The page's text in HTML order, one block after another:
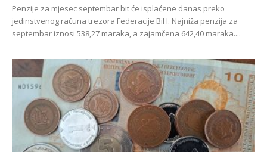
Penzije za mjesec septembar bit će isplaćene danas preko
jedinstvenog računa trezora Federacije BiH. Najniža penzija za
septembar iznosi 538,27 maraka, a zajamčena 642,40 maraka....